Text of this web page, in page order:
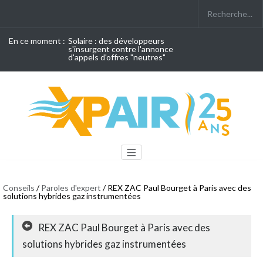
En ce moment : Solaire : des développeurs
s'insurgent contre l'annonce
d'appels d'offres "neutres"
Conseils /Paroles d'expert / REX ZAC Paul Bourget à Paris avec des
solutions hybrides gaz instrumentées
REX ZAC Paul Bourget à Paris avec des
solutions hybrides gaz instrumentées